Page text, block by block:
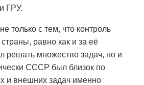
ГРУ.
только с тем, что контроль
равно как и за её
решать множество задач, но и
СССР был близок по
и внешних задач именно